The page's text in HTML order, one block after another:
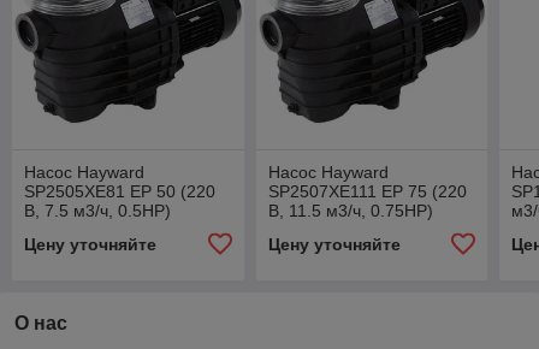
Насос Hayward
SP2505XE81 EP 50 (220
В, 7.5 м3/ч, 0.5HP)
Цену уточняйте
Насос Hayward
SP2507XE111 EP 75 (220
В, 11.5 м3/ч, 0.75HP)
Цену уточняйте
О нас